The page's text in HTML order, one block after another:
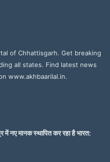
of Chhattisgarh. Get breaking
all states. Find latest news
www.akhbaarilal.in.
में नए मानक स्थापित कर रहा है भारत: